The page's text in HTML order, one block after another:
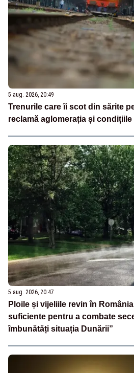
5 aug. 2026, 20:49
Trenurile care îi scot din sărite
reclamă aglomerația și
5 aug. 2026, 20:47
Ploile și vijeliile revin în
suficiente pentru a combate
îmbunătăți situația Dunării”